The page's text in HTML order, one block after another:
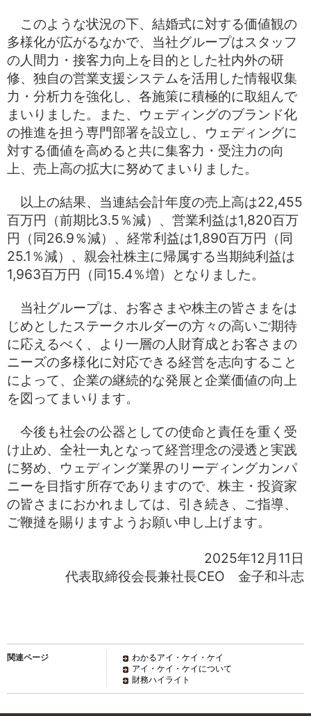
このような状況の下、結婚式に対する価値観の
多様化が広がるなかで、当社グループはスタッフ
の人間力・接客力向上を目的とした社内外の研
修、独自の営業支援システムを活用した情報収集
力・分析力を強化し、各施策に積極的に取組んで
まいりました。また、ウェディングのブランド化
の推進を担う専門部署を設立し、ウェディングに
対する価値を高めると共に集客力・受注力の向
上、売上高の拡大に努めてまいりました。
以上の結果、当連結会計年度の売上高は22,455
百万円（前期比3.5％減）、営業利益は1,820百万
円（同26.9％減）、経常利益は1,890百万円（同
25.1％減）、親会社株主に帰属する当期純利益は
1,963百万円（同15.4％増）となりました。
当社グループは、お客さまや株主の皆さまをは
じめとしたステークホルダーの方々の高いご期待
に応えるべく、より一層の人財育成とお客さまの
ニーズの多様化に対応できる経営を志向すること
によって、企業の継続的な発展と企業価値の向上
を図ってまいります。
今後も社会の公器としての使命と責任を重く受
け止め、全社一丸となって経営理念の浸透と実践
に努め、ウェディング業界のリーディングカンパ
ニーを目指す所存でありますので、株主・投資家
の皆さまにおかれましては、引き続き、ご指導、
ご鞭撻を賜りますようお願い申し上げます。
2025年12月11日
代表取締役会長兼社長CEO 金子和斗志
関連ページ
わかるアイ・ケイ・ケイ
アイ・ケイ・ケイについて
財務ハイライト